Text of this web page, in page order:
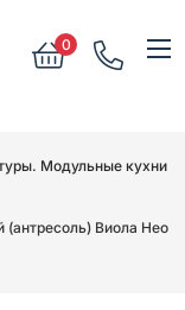
0
Модульные кухни
(антресоль) Виола Нео